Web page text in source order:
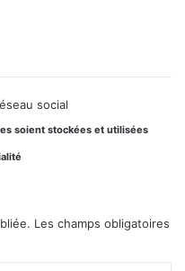
social
soient stockées et utilisées
Les champs obligatoires